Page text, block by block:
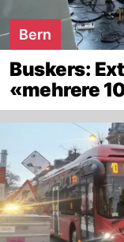
Bern
Buskers:
«mehrere